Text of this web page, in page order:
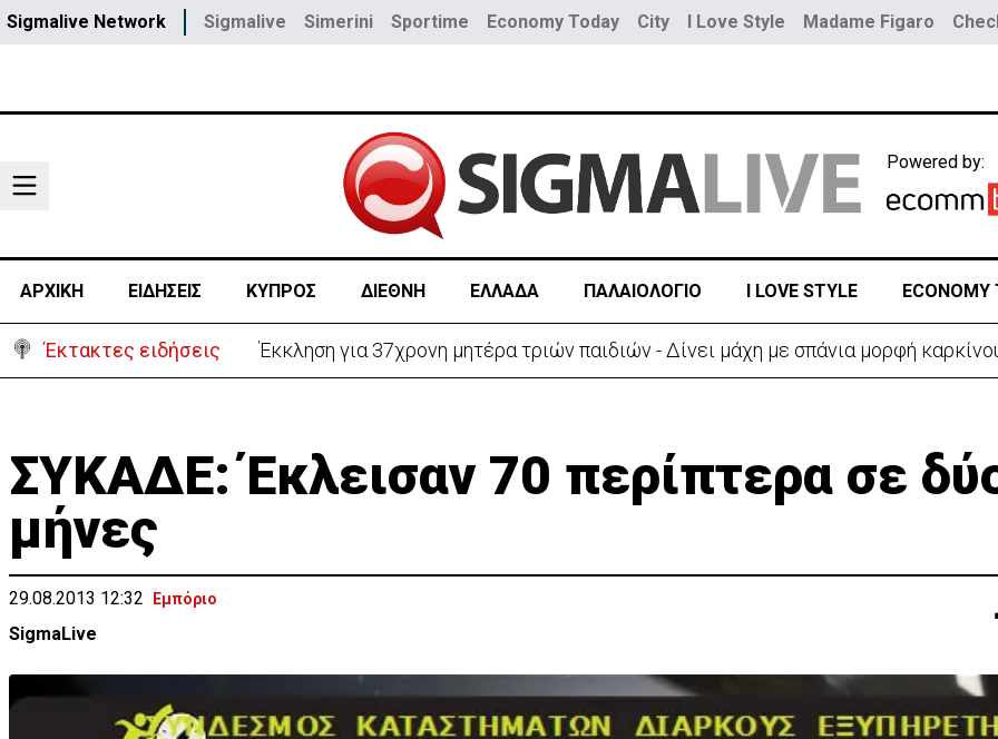
Sigmalive Network Sigmalive Simerini Sportime Economy Today City I Love Style Madame Figaro
Powered by:
ΑΡΧΙΚΗ ΕΙΔΗΣΕΙΣ ΚΥΠΡΟΣ ΔΙΕΘΝΗ ΕΛΛΑΔΑ ΠΑΛΑΙΟΛΟΓΙΟ I LOVE STYLE ECONOMY
Έκτακτες ειδήσεις Έκκληση για 37χρονη μητέρα τριών παιδιών - Δίνει μάχη με σπάνια μορφή
ΣΥΚΑΔΕ: Έκλεισαν 70 περίπτερα σε
μήνες
29.08.2013 12:32 Εμπόριο
SigmaLive